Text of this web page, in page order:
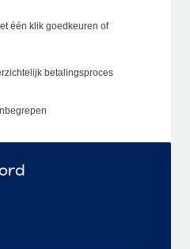
één klik goedkeuren of
betalingsproces